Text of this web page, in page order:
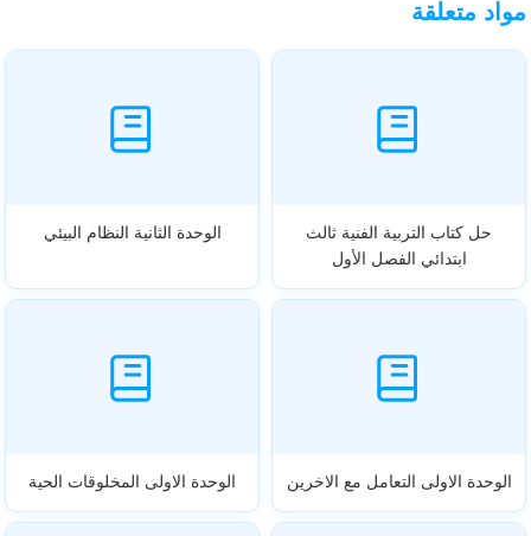
مواد متعلقة
حل كتاب التربية الفنية ثالث
ابتدائي الفصل الأول
الوحدة الثانية النظام البيئي
الوحدة الاولى التعامل مع الاخرين الوحدة الاولى المخلوقات الحية